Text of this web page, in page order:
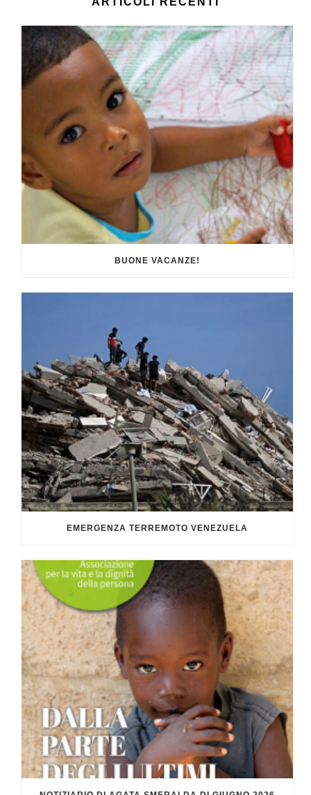
BUONE VACANZE!
EMERGENZA TERREMOTO VENEZUELA